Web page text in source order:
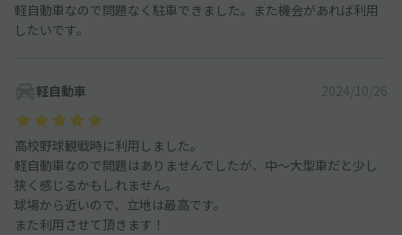
軽自動車なので問題なく駐車できました。また機会があれば利用
したいです。
軽自動車 2024/10/26
高校野球観戦時に利用しました。
軽自動車なので問題はありませんでしたが、中〜大型車だと少し
狭く感じるかもしれません。
球場から近いので、立地は最高です。
また利用させて頂きます！